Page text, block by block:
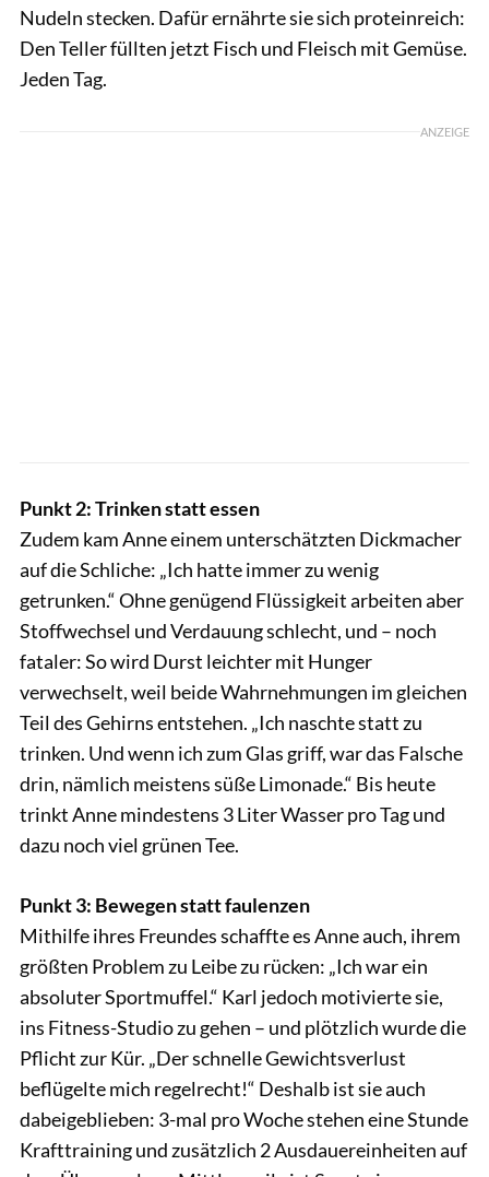
Nudeln stecken. Dafür ernährte sie sich proteinreich:
Den Teller füllten jetzt Fisch und Fleisch mit Gemüse.
Jeden Tag.
ANZEIGE
Punkt 2: Trinken statt essen
Zudem kam Anne einem unterschätzten Dickmacher
auf die Schliche: „Ich hatte immer zu wenig
getrunken.“ Ohne genügend Flüssigkeit arbeiten aber
Stoffwechsel und Verdauung schlecht, und – noch
fataler: So wird Durst leichter mit Hunger
verwechselt, weil beide Wahrnehmungen im gleichen
Teil des Gehirns entstehen. „Ich naschte statt zu
trinken. Und wenn ich zum Glas griff, war das Falsche
drin, nämlich meistens süße Limonade.“ Bis heute
trinkt Anne mindestens 3 Liter Wasser pro Tag und
dazu noch viel grünen Tee.
Punkt 3: Bewegen statt faulenzen
Mithilfe ihres Freundes schaffte es Anne auch, ihrem
größten Problem zu Leibe zu rücken: „Ich war ein
absoluter Sportmuffel.“ Karl jedoch motivierte sie,
ins Fitness-Studio zu gehen – und plötzlich wurde die
Pflicht zur Kür. „Der schnelle Gewichtsverlust
beflügelte mich regelrecht!“ Deshalb ist sie auch
dabeigeblieben: 3-mal pro Woche stehen eine Stunde
Krafttraining und zusätzlich 2 Ausdauereinheiten auf